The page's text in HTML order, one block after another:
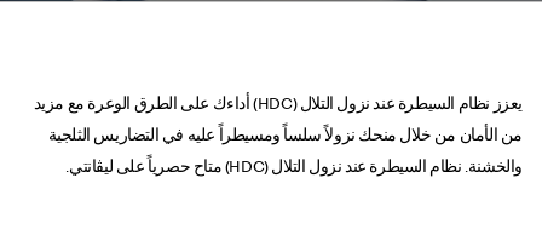
يعزز نظام السيطرة عند نزول التلال (HDC) أداءك على الطرق الوعرة مع مزيد
من الأمان من خلال منحك نزولاً سلساً ومسيطراً عليه في التضاريس الثلجية
والخشنة. نظام السيطرة عند نزول التلال (HDC) متاح حصرياً على ليڤانتي.